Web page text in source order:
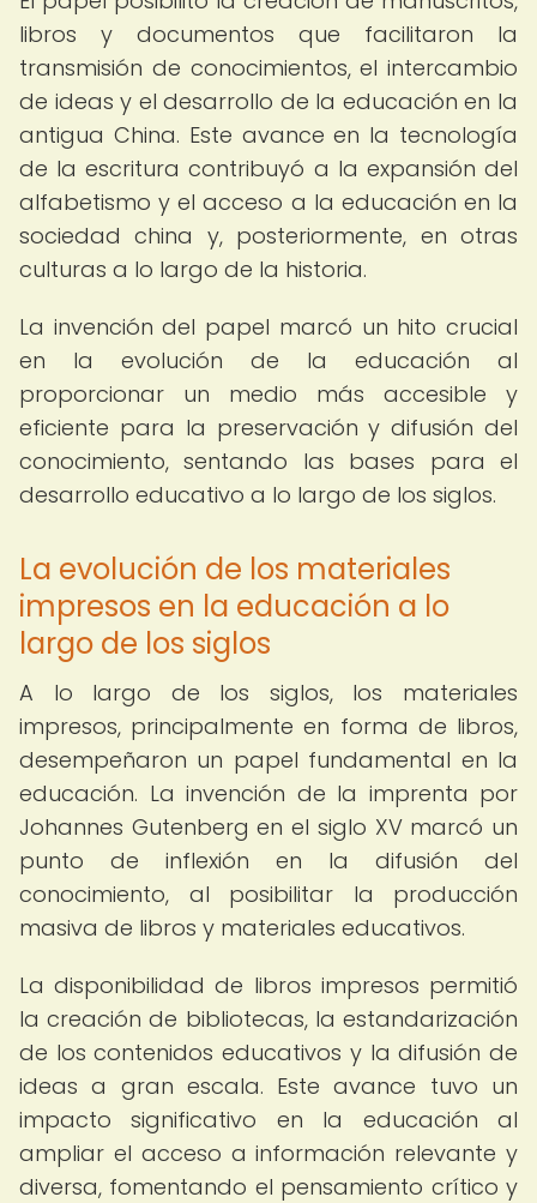
libros y documentos que facilitaron la
transmisión de conocimientos, el intercambio
de ideas y el desarrollo de la educación en la
antigua China. Este avance en la tecnología
de la escritura contribuyó a la expansión del
alfabetismo y el acceso a la educación en la
sociedad china y, posteriormente, en otras
culturas a lo largo de la historia.
La invención del papel marcó un hito crucial
en la evolución de la educación al
proporcionar un medio más accesible y
eficiente para la preservación y difusión del
conocimiento, sentando las bases para el
desarrollo educativo a lo largo de los siglos.
La evolución de los materiales
impresos en la educación a lo
largo de los siglos
A lo largo de los siglos, los materiales
impresos, principalmente en forma de libros,
desempeñaron un papel fundamental en la
educación. La invención de la imprenta por
Johannes Gutenberg en el siglo XV marcó un
punto de inflexión en la difusión del
conocimiento, al posibilitar la producción
masiva de libros y materiales educativos.
La disponibilidad de libros impresos permitió
la creación de bibliotecas, la estandarización
de los contenidos educativos y la difusión de
ideas a gran escala. Este avance tuvo un
impacto significativo en la educación al
ampliar el acceso a información relevante y
diversa, fomentando el pensamiento crítico y